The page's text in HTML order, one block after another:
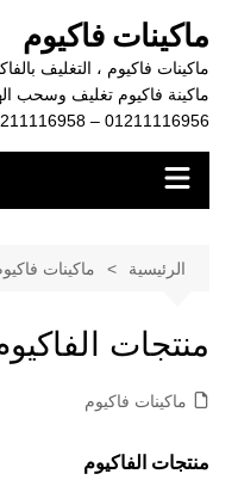
المحتوى
ماكينات فاكيوم
ماكينات فاكيوم ، التغليف
01211116956 – 01211116958
الرئيسية ماكينات
منتجات
ماكينات فاكيوم
منتجات الفاكيوم